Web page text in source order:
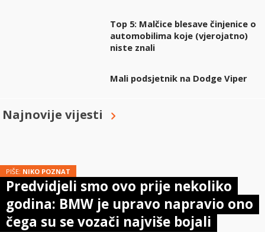
Top 5: Malčice blesave činjenice o
automobilima koje (vjerojatno)
niste znali
Mali podsjetnik na Dodge Viper
Najnovije vijesti
PIŠE: NIKO POZNAT
Predvidjeli smo ovo prije nekoliko
godina: BMW je upravo napravio ono
čega su se vozači najviše bojali